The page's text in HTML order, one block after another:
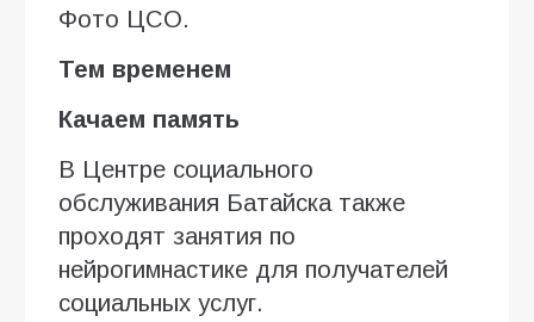
Фото ЦСО.
Тем временем
Качаем память
В Центре социального
обслуживания Батайска также
проходят занятия по
нейрогимнастике для получателей
социальных услуг.